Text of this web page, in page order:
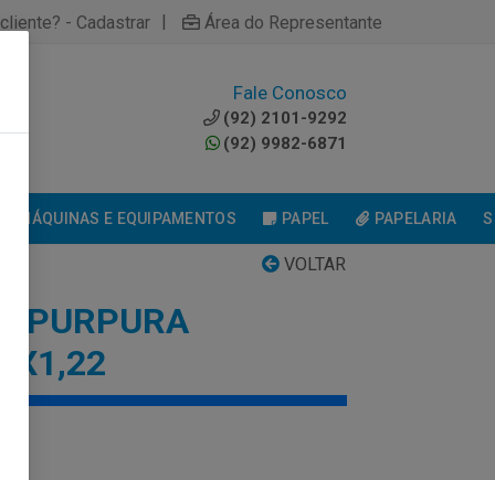
- Cadastrar | Área do Representante
Fale Conosco
(92) 2101-9292
(92) 9982-6871
MÁQUINAS E EQUIPAMENTOS PAPEL PAPELARIA
VOLTAR
PURPURA